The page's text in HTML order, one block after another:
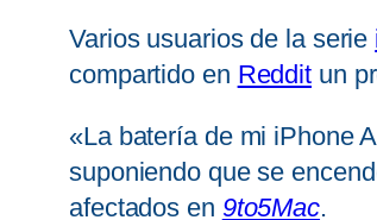
Varios usuarios de la serie
compartido en Reddit un
«La batería de mi iPhone
suponiendo que se
afectados en 9to5Mac.